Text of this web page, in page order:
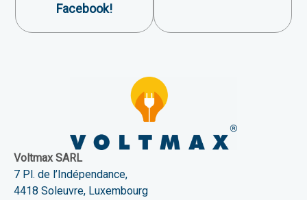
Facebook!
Voltmax SARL
7 Pl. de l’Indépendance,
4418 Soleuvre, Luxembourg